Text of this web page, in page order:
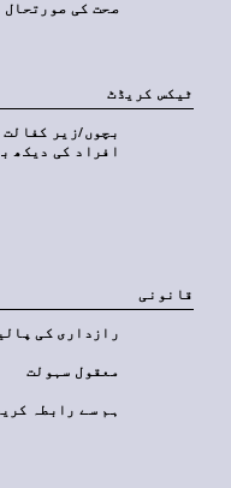
صحت کی صورتحال
ٹیکس کریڈٹ
بچوں/زیر کفالت
افراد کی دیکھ
قانونی
رازداری کی
معقول سہولت
ہم سے رابطہ